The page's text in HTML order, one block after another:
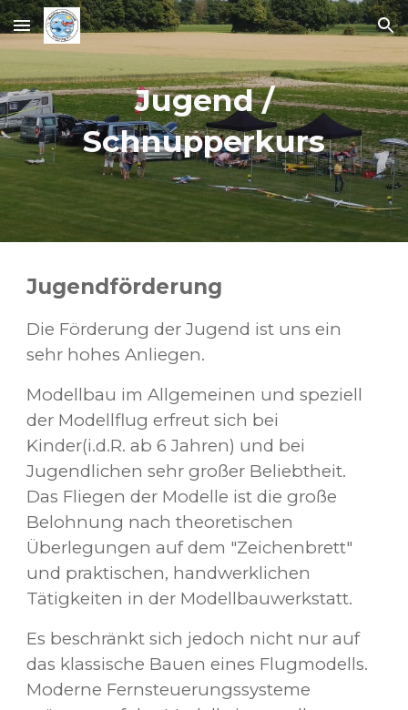
Skip to main content Skip to navigation
Jugend /
Schnupperkurs
Jugendförderung
Die Förderung der Jugend ist uns ein
sehr hohes Anliegen.
Modellbau im Allgemeinen und speziell
der Modellflug erfreut sich bei
Kinder(i.d.R. ab 6 Jahren) und bei
Jugendlichen sehr großer Beliebtheit.
Das Fliegen der Modelle ist die große
Belohnung nach theoretischen
Überlegungen auf dem "Zeichenbrett"
und praktischen, handwerklichen
Tätigkeiten in der Modellbauwerkstatt.
Es beschränkt sich jedoch nicht nur auf
das klassische Bauen eines Flugmodells.
Moderne Fernsteuerungssysteme